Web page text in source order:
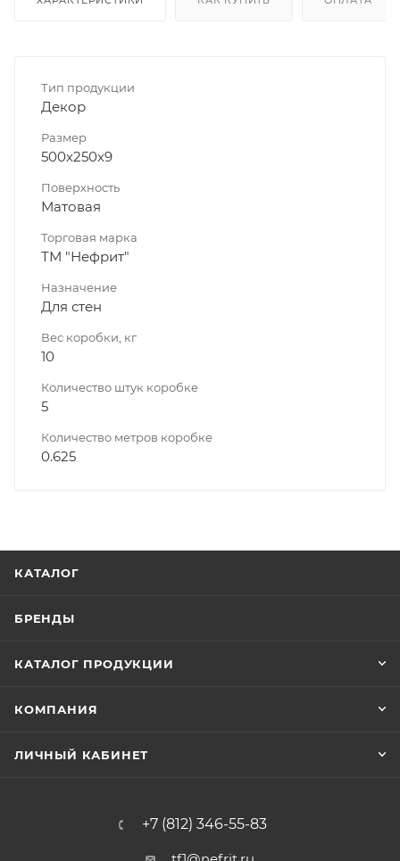
Тип продукции
Декор
Размер
500х250х9
Поверхность
Матовая
Торговая марка
ТМ "Нефрит"
Назначение
Для стен
Вес коробки, кг
10
Количество штук коробке
5
Количество метров коробке
0.625
КАТАЛОГ
БРЕНДЫ
КАТАЛОГ ПРОДУКЦИИ
КОМПАНИЯ
ЛИЧНЫЙ КАБИНЕТ
+7 (812) 346-55-83